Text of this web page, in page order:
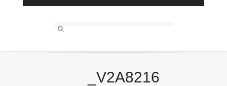
_V2A8216